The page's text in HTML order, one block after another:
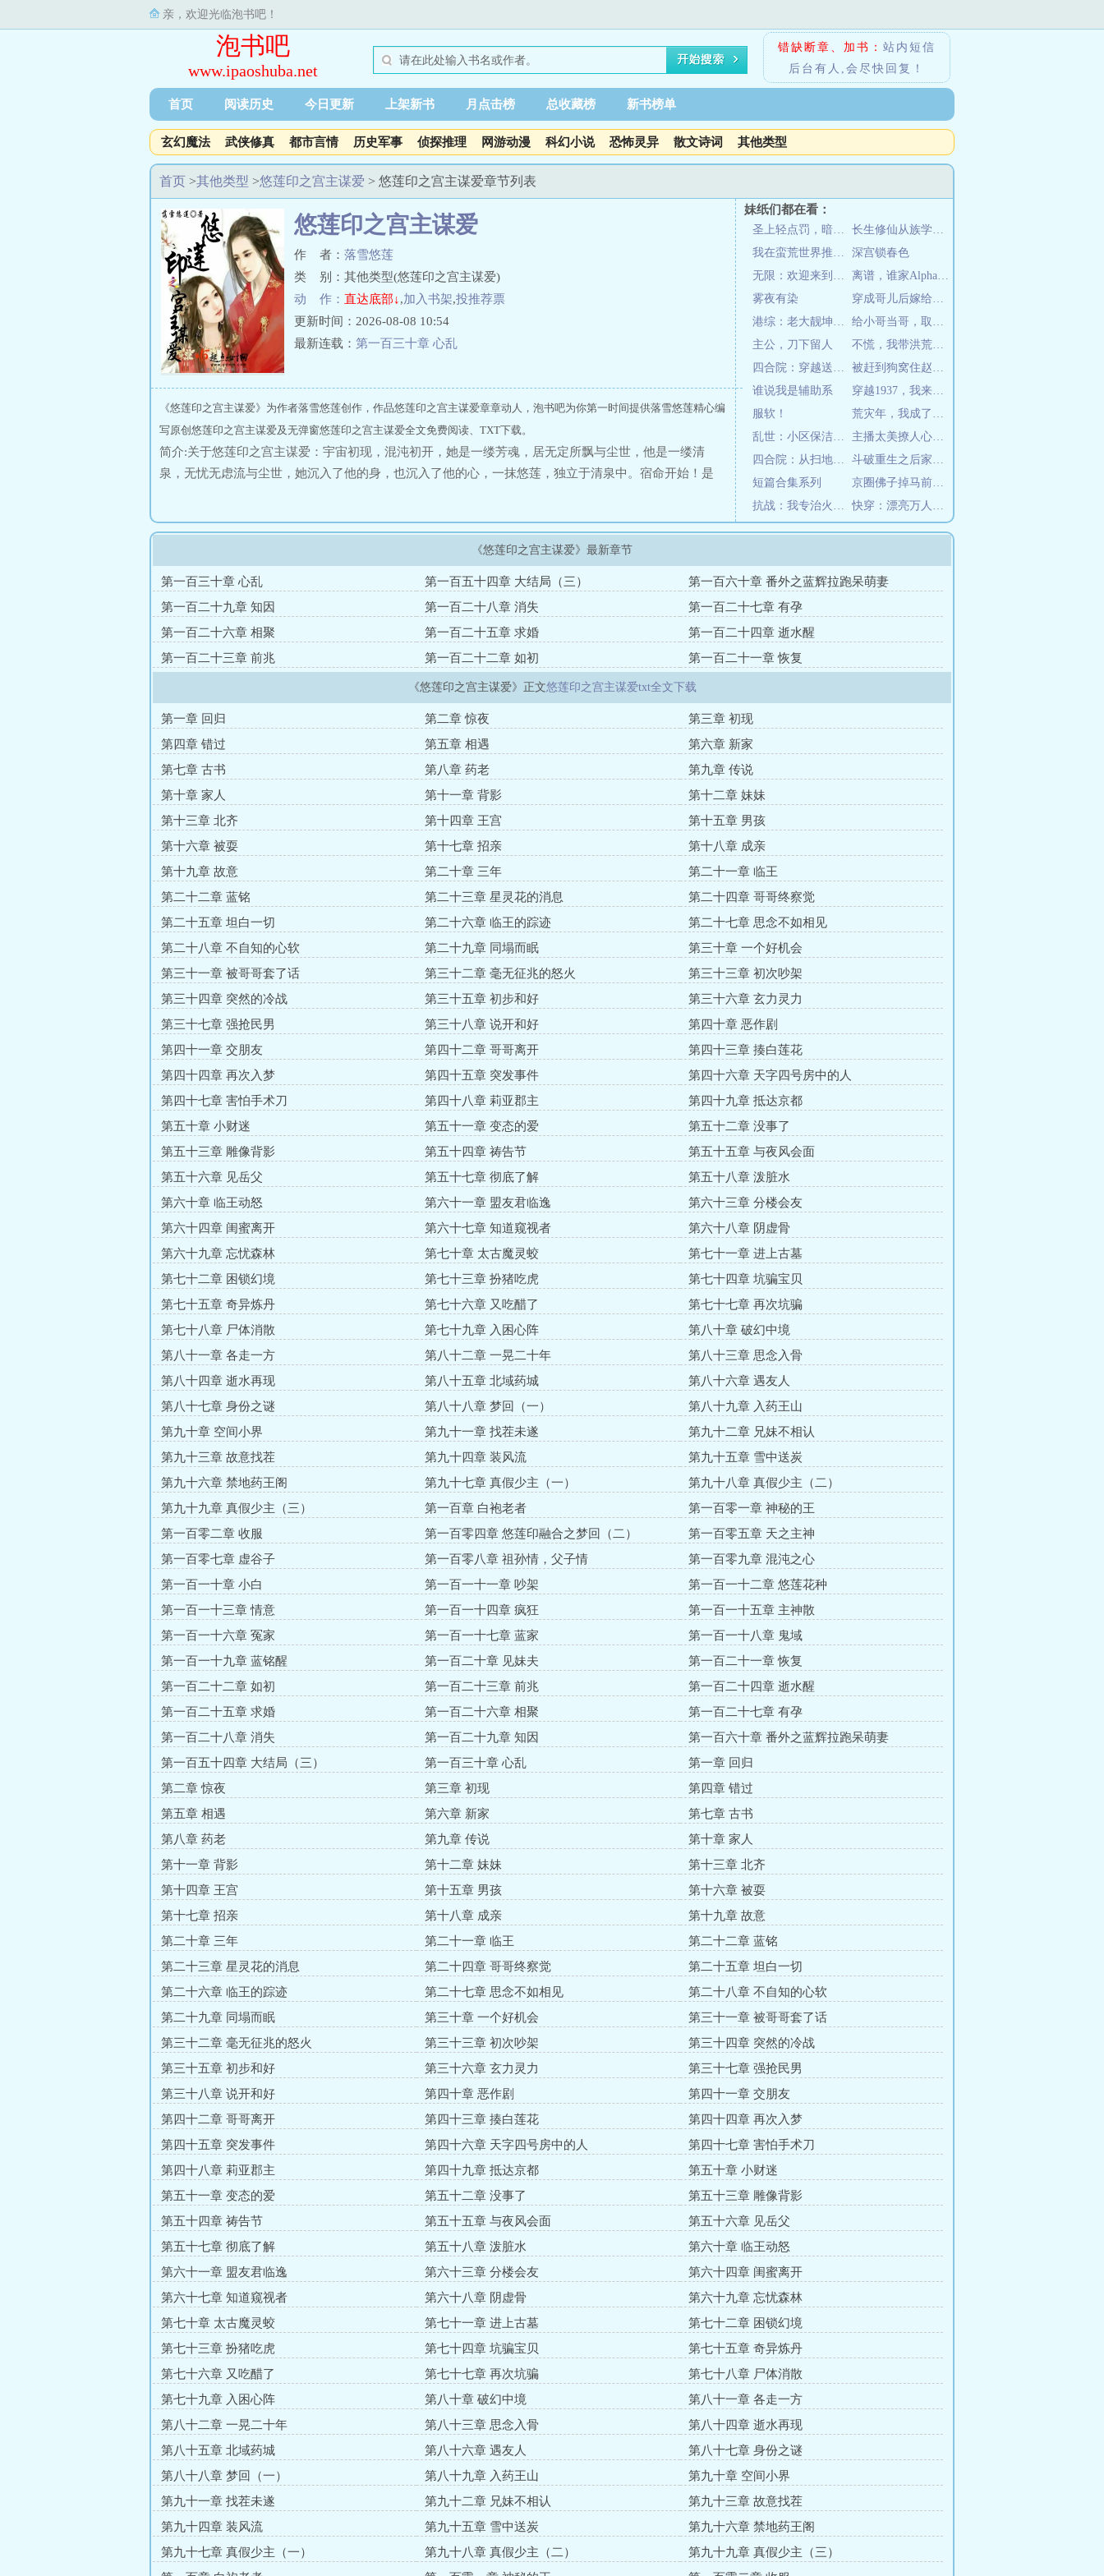
亲，欢迎光临泡书吧！
泡书吧
www.ipaoshuba.net
错缺断章、加书： 站内短信
后台有人,会尽快回复！
首页 阅读历史 今日更新 上架新书 月点击榜 总收藏榜 新书榜单
玄幻魔法 武侠修真 都市言情 历史军事 侦探推理 网游动漫 科幻小说 恐怖灵异 散文诗词 其他类型
首页 >其他类型 >悠莲印之宫主谋爱 > 悠莲印之宫主谋爱章节列表
妹纸们都在看：
圣上轻点罚，暗卫又哭了
长生修仙从族学开始
我在蛮荒世界推演武道
深宫锁春色
无限：欢迎来到暗黑童话世界
离谱，谁家Alpha吃小蛋糕啊
雾夜有染
穿成哥儿后嫁给了猎户
港综：老大靓坤，开局找巴闭收数
给小哥当哥，取黑瞎子做老婆
主公，刀下留人
不慌，我带洪荒升维
四合院：穿越送老婆啦
被赶到狗窝住赵老太手握千万巨款
谁说我是辅助系
穿越1937，我来讨伐关东军
服软！
荒灾年，我成了全村最有钱儿媳妇
乱世：小区保洁工资二百五！
主播太美撩人心，大哥们无法自拔
四合院：从扫地僧开始
斗破重生之后家族兴旺
短篇合集系列
京圈佛子掉马前，我挺着孕肚跑了
抗战：我专治火力不足恐惧症
快穿：漂亮万人迷每天都在修罗场
悠莲印之宫主谋爱
作 者： 落雪悠莲
类 别：其他类型(悠莲印之宫主谋爱)
动 作： 直达底部↓,加入书架,投推荐票
更新时间：2026-08-08 10:54
最新连载： 第一百三十章 心乱
《悠莲印之宫主谋爱》为作者落雪悠莲创作，作品悠莲印之宫主谋爱章章动人，泡书吧为你第一时间提供落雪悠莲精心编
写原创悠莲印之宫主谋爱及无弹窗悠莲印之宫主谋爱全文免费阅读、TXT下载。
简介:关于悠莲印之宫主谋爱：宇宙初现，混沌初开，她是一缕芳魂，居无定所飘与尘世，他是一缕清
泉，无忧无虑流与尘世，她沉入了他的身，也沉入了他的心，一抹悠莲，独立于清泉中。宿命开始！是
惜，天荒地老，此心不改。
《悠莲印之宫主谋爱》最新章节
第一百三十章 心乱 第一百五十四章 大结局（三）
第一百六十章 番外之蓝辉拉跑呆萌妻
第一百二十九章 知因
第一百二十八章 消失
第一百二十七章 有孕
第一百二十六章 相聚
第一百二十五章 求婚
第一百二十四章 逝水醒
第一百二十三章 前兆
第一百二十二章 如初 第一百二十一章 恢复
《悠莲印之宫主谋爱》正文悠莲印之宫主谋爱txt全文下载
第一章 回归 第二章 惊夜
第三章 初现
第四章 错过
第五章 相遇
第六章 新家
第七章 古书
第八章 药老
第九章 传说
第十章 家人
第十一章 背影
第十二章 妹妹
第十三章 北齐
第十四章 王宫
第十五章 男孩
第十六章 被耍
第十七章 招亲
第十八章 成亲
第十九章 故意
第二十章 三年
第二十一章 临王
第二十二章 蓝铭
第二十三章 星灵花的消息
第二十四章 哥哥终察觉
第二十五章 坦白一切
第二十六章 临王的踪迹
第二十七章 思念不如相见
第二十八章 不自知的心软
第二十九章 同塌而眠
第三十章 一个好机会
第三十一章 被哥哥套了话
第三十二章 毫无征兆的怒火
第三十三章 初次吵架
第三十四章 突然的冷战
第三十五章 初步和好
第三十六章 玄力灵力
第三十七章 强抢民男
第三十八章 说开和好
第四十章 恶作剧
第四十一章 交朋友
第四十二章 哥哥离开
第四十三章 揍白莲花
第四十四章 再次入梦
第四十五章 突发事件
第四十六章 天字四号房中的人
第四十七章 害怕手术刀
第四十八章 莉亚郡主
第四十九章 抵达京都
第五十章 小财迷
第五十一章 变态的爱
第五十二章 没事了
第五十三章 雕像背影
第五十四章 祷告节
第五十五章 与夜风会面
第五十六章 见岳父
第五十七章 彻底了解
第五十八章 泼脏水
第六十章 临王动怒
第六十一章 盟友君临逸
第六十三章 分楼会友
第六十四章 闺蜜离开
第六十七章 知道窥视者
第六十八章 阴虚骨
第六十九章 忘忧森林
第七十章 太古魔灵蛟
第七十一章 进上古墓
第七十二章 困锁幻境
第七十三章 扮猪吃虎
第七十四章 坑骗宝贝
第七十五章 奇异炼丹
第七十六章 又吃醋了
第七十七章 再次坑骗
第七十八章 尸体消散
第七十九章 入困心阵
第八十章 破幻中境
第八十一章 各走一方
第八十二章 一晃二十年
第八十三章 思念入骨
第八十四章 逝水再现
第八十五章 北域药城
第八十六章 遇友人
第八十七章 身份之谜
第八十八章 梦回（一）
第八十九章 入药王山
第九十章 空间小界
第九十一章 找茬未遂
第九十二章 兄妹不相认
第九十三章 故意找茬
第九十四章 装风流
第九十五章 雪中送炭
第九十六章 禁地药王阁
第九十七章 真假少主（一）
第九十八章 真假少主（二）
第九十九章 真假少主（三）
第一百章 白袍老者
第一百零一章 神秘的王
第一百零二章 收服
第一百零四章 悠莲印融合之梦回（二）
第一百零五章 天之主神
第一百零七章 虚谷子
第一百零八章 祖孙情，父子情
第一百零九章 混沌之心
第一百一十章 小白
第一百一十一章 吵架
第一百一十二章 悠莲花种
第一百一十三章 情意
第一百一十四章 疯狂
第一百一十五章 主神散
第一百一十六章 冤家
第一百一十七章 蓝家
第一百一十八章 鬼域
第一百一十九章 蓝铭醒
第一百二十章 见妹夫
第一百二十一章 恢复
第一百二十二章 如初
第一百二十三章 前兆
第一百二十四章 逝水醒
第一百二十五章 求婚
第一百二十六章 相聚
第一百二十七章 有孕
第一百二十八章 消失
第一百二十九章 知因
第一百六十章 番外之蓝辉拉跑呆萌妻
第一百五十四章 大结局（三）
第一百三十章 心乱
第一章 回归
第二章 惊夜
第三章 初现
第四章 错过
第五章 相遇
第六章 新家
第七章 古书
第八章 药老
第九章 传说
第十章 家人
第十一章 背影
第十二章 妹妹
第十三章 北齐
第十四章 王宫
第十五章 男孩
第十六章 被耍
第十七章 招亲
第十八章 成亲
第十九章 故意
第二十章 三年
第二十一章 临王
第二十二章 蓝铭
第二十三章 星灵花的消息
第二十四章 哥哥终察觉
第二十五章 坦白一切
第二十六章 临王的踪迹
第二十七章 思念不如相见
第二十八章 不自知的心软
第二十九章 同塌而眠
第三十章 一个好机会
第三十一章 被哥哥套了话
第三十二章 毫无征兆的怒火
第三十三章 初次吵架
第三十四章 突然的冷战
第三十五章 初步和好
第三十六章 玄力灵力
第三十七章 强抢民男
第三十八章 说开和好
第四十章 恶作剧
第四十一章 交朋友
第四十二章 哥哥离开
第四十三章 揍白莲花
第四十四章 再次入梦
第四十五章 突发事件
第四十六章 天字四号房中的人
第四十七章 害怕手术刀
第四十八章 莉亚郡主
第四十九章 抵达京都
第五十章 小财迷
第五十一章 变态的爱
第五十二章 没事了
第五十三章 雕像背影
第五十四章 祷告节
第五十五章 与夜风会面
第五十六章 见岳父
第五十七章 彻底了解
第五十八章 泼脏水
第六十章 临王动怒
第六十一章 盟友君临逸
第六十三章 分楼会友
第六十四章 闺蜜离开
第六十七章 知道窥视者
第六十八章 阴虚骨
第六十九章 忘忧森林
第七十章 太古魔灵蛟
第七十一章 进上古墓
第七十二章 困锁幻境
第七十三章 扮猪吃虎
第七十四章 坑骗宝贝
第七十五章 奇异炼丹
第七十六章 又吃醋了
第七十七章 再次坑骗
第七十八章 尸体消散
第七十九章 入困心阵
第八十章 破幻中境
第八十一章 各走一方
第八十二章 一晃二十年
第八十三章 思念入骨
第八十四章 逝水再现
第八十五章 北域药城
第八十六章 遇友人
第八十七章 身份之谜
第八十八章 梦回（一）
第八十九章 入药王山
第九十章 空间小界
第九十一章 找茬未遂
第九十二章 兄妹不相认
第九十三章 故意找茬
第九十四章 装风流
第九十五章 雪中送炭
第九十六章 禁地药王阁
第九十七章 真假少主（一）
第九十八章 真假少主（二）
第九十九章 真假少主（三）